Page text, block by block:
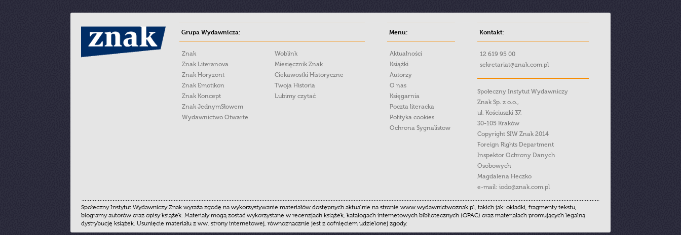
Grupa Wydawnicza:
Znak
Znak Literanova
Znak Horyzont
Znak Emotikon
Znak Koncept
Znak JednymSłowem
Wydawnictwo Otwarte
Woblink
Miesięcznik Znak
Ciekawostki Historyczne
Twoja Historia
Lubimy czytać
Menu:
Aktualności
Książki
Autorzy
O nas
Księgarnia
Poczta literacka
Polityka cookies
Ochrona Sygnalistow
Kontakt:
12 619 95 00
sekretariat@znak.com.pl
Społeczny Instytut Wydawniczy
Znak Sp. z o.o.,
ul. Kościuszki 37,
30-105 Kraków
Copyright SIW Znak 2014
Foreign Rights Department
Inspektor Ochrony Danych
Osobowych
Magdalena Heczko
e-mail: iodo@znak.com.pl
Społeczny Instytut Wydawniczy Znak wyraża zgodę na wykorzystywanie materiałów dostępnych aktualnie na stronie www.wydawnictwoznak.pl, takich jak: okładki, fragmenty tekstu,
biogramy autorów oraz opisy książek. Materiały mogą zostać wykorzystane w recenzjach książek, katalogach internetowych bibliotecznych (OPAC) oraz materiałach promujących legalną
dystrybucję książek. Usunięcie materiału z ww. strony internetowej, równoznacznie jest z cofnięciem udzielonej zgody.